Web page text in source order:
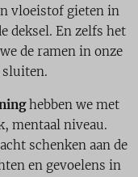
vloeistof gieten in
deksel. En zelfs het
de ramen in onze
hebben we met
mentaal niveau.
schenken aan de
en gevoelens in